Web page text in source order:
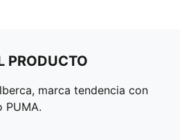
PRODUCTO
marca tendencia con
PUMA.